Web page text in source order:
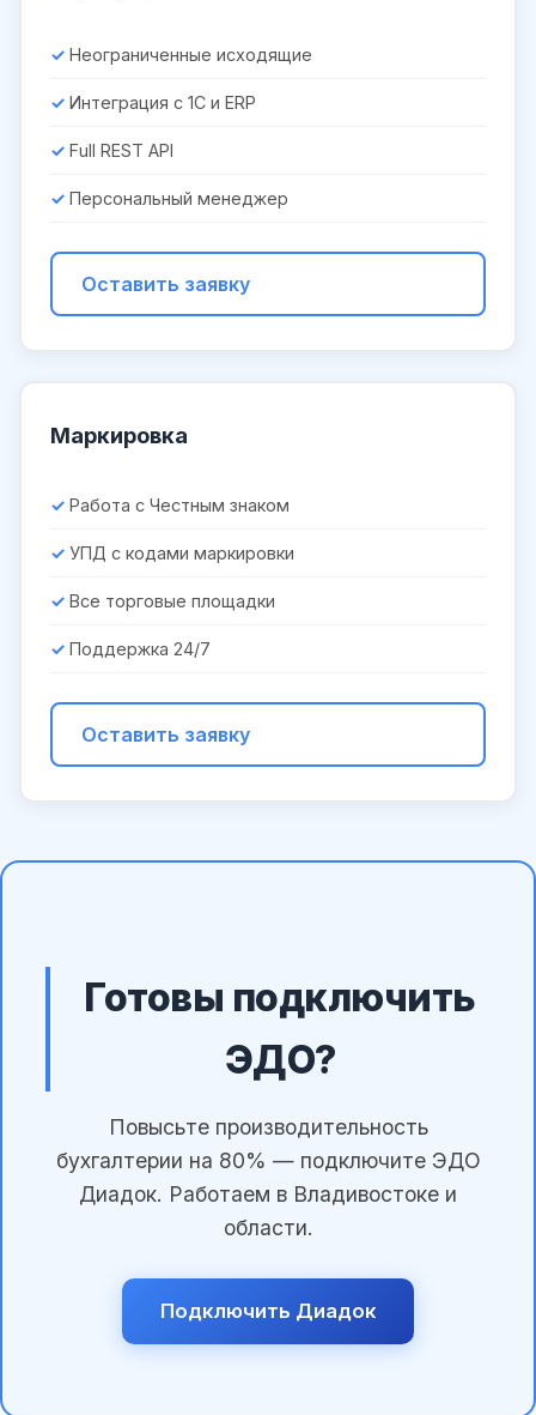
Неограниченные исходящие
Интеграция с 1С и ERP
Full REST API
Персональный менеджер
Оставить заявку
Маркировка
Работа с Честным знаком
УПД с кодами маркировки
Все торговые площадки
Поддержка 24/7
Оставить заявку
Готовы подключить
ЭДО?
Повысьте производительность
бухгалтерии на 80% — подключите ЭДО
Диадок. Работаем в Владивостоке и
области.
Подключить Диадок